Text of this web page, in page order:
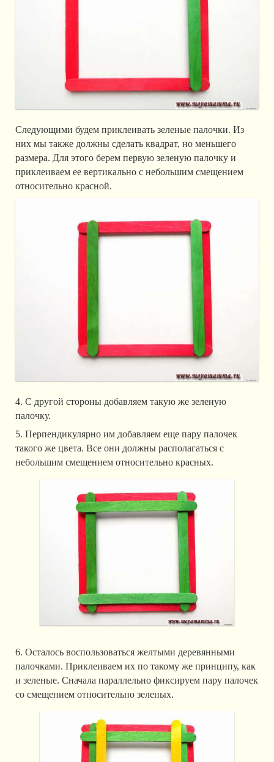
Следующими будем приклеивать зеленые палочки. Из
них мы также должны сделать квадрат, но меньшего
размера. Для этого берем первую зеленую палочку и
приклеиваем ее вертикально с небольшим смещением
относительно красной.
4. С другой стороны добавляем такую же зеленую
палочку.
5. Перпендикулярно им добавляем еще пару палочек
такого же цвета. Все они должны располагаться с
небольшим смещением относительно красных.
6. Осталось воспользоваться желтыми деревянными
палочками. Приклеиваем их по такому же принципу, как
и зеленые. Сначала параллельно фиксируем пару палочек
со смещением относительно зеленых.